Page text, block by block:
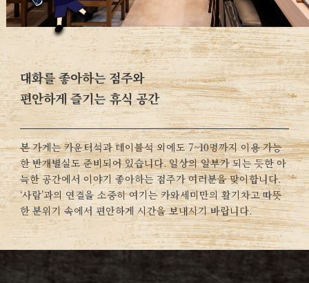
대화를 좋아하는 점주와
편안하게 즐기는 휴식 공간
본 가게는 카운터석과 테이블석 외에도 7~10명까지 이용 가능
한 반개별실도 준비되어 있습니다. 일상의 일부가 되는 듯한 아
늑한 공간에서 이야기 좋아하는 점주가 여러분을 맞이합니다.
‘사람’과의 연결을 소중히 여기는 카와세미만의 활기차고 따뜻
한 분위기 속에서 편안하게 시간을 보내시기 바랍니다.